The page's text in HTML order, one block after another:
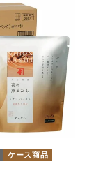
ケース商品